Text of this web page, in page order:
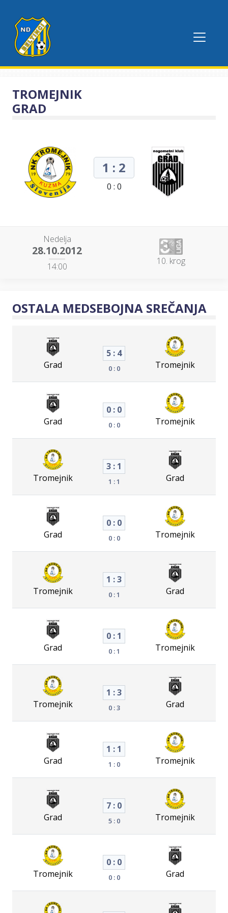
TROMEJNIK
GRAD
1 : 2
0 : 0
Nedelja
28.10.2012
14:00 10. krog
OSTALA MEDSEBOJNA SREČANJA
Grad
5 : 4
0 : 0 Tromejnik
Grad
0 : 0
0 : 0 Tromejnik
Tromejnik
3 : 1
1 : 1 Grad
Grad
0 : 0
0 : 0 Tromejnik
Tromejnik
1 : 3
0 : 1 Grad
Grad
0 : 1
0 : 1 Tromejnik
Tromejnik
1 : 3
0 : 3 Grad
Grad
1 : 1
1 : 0 Tromejnik
Grad
7 : 0
5 : 0 Tromejnik
Tromejnik
0 : 0
0 : 0 Grad